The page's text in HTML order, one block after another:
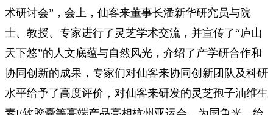
术研讨会”，会上，仙客来董事长潘新华研究员与院
士、教授、专家进行了灵芝学术交流，并宣传了“庐山
天下悠”的人文底蕴与自然风光，介绍了产学研合作和
协同创新的成果，专家们对仙客来协同创新团队及科研
水平给予了高度评价，对仙客来研发的灵芝孢子油维生